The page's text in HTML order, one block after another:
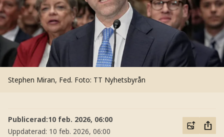
Stephen Miran, Fed. Foto: TT Nyhetsbyrån
Publicerad:10 feb. 2026, 06:00
Uppdaterad: 10 feb. 2026, 06:00